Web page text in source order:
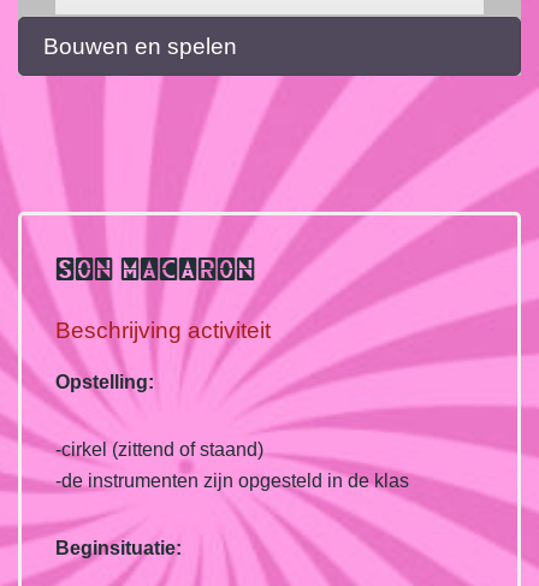
Bouwen en spelen
SON MACARON
Beschrijving activiteit
Opstelling:
-cirkel (zittend of staand)
-de instrumenten zijn opgesteld in de klas
Beginsituatie: